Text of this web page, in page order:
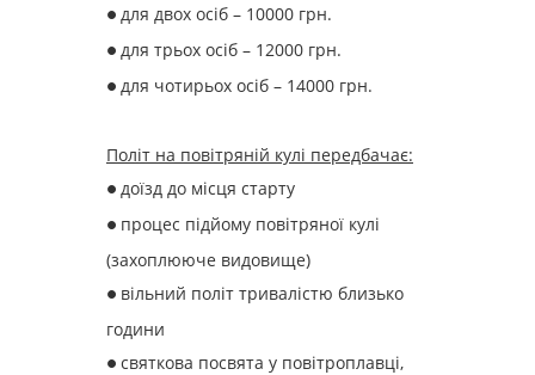
● для двох осіб – 10000 грн.
● для трьох осіб – 12000 грн.
● для чотирьох осіб – 14000 грн.
Політ на повітряній кулі передбачає:
● доїзд до місця старту
● процес підйому повітряної кулі
(захоплююче видовище)
● вільний політ тривалістю близько
години
● святкова посвята у повітроплавці,